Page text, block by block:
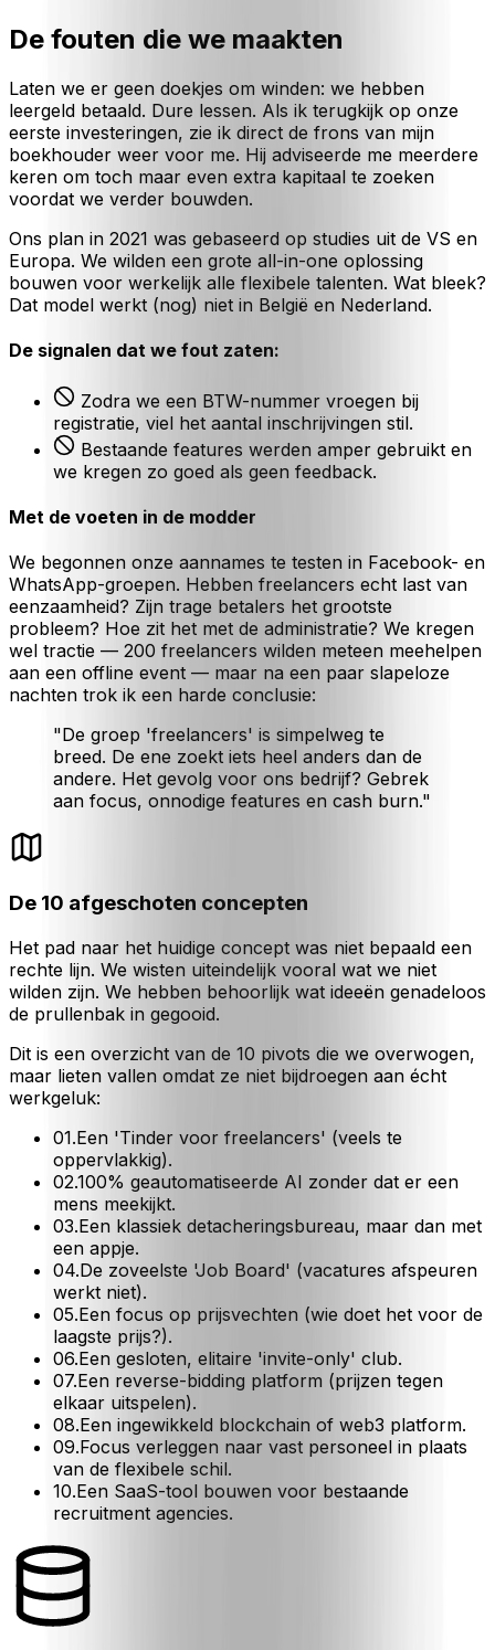
De fouten die we maakten
Laten we er geen doekjes om winden: we hebben
leergeld betaald. Dure lessen. Als ik terugkijk op onze
eerste investeringen, zie ik direct de frons van mijn
boekhouder weer voor me. Hij adviseerde me meerdere
keren om toch maar even extra kapitaal te zoeken
voordat we verder bouwden.
Ons plan in 2021 was gebaseerd op studies uit de VS en
Europa. We wilden een grote all-in-one oplossing
bouwen voor werkelijk alle flexibele talenten. Wat bleek?
Dat model werkt (nog) niet in België en Nederland.
De signalen dat we fout zaten:
Zodra we een BTW-nummer vroegen bij
registratie, viel het aantal inschrijvingen stil.
Bestaande features werden amper gebruikt en
we kregen zo goed als geen feedback.
Met de voeten in de modder
We begonnen onze aannames te testen in Facebook- en
WhatsApp-groepen. Hebben freelancers echt last van
eenzaamheid? Zijn trage betalers het grootste
probleem? Hoe zit het met de administratie? We kregen
wel tractie — 200 freelancers wilden meteen meehelpen
aan een offline event — maar na een paar slapeloze
nachten trok ik een harde conclusie:
"De groep 'freelancers' is simpelweg te
breed. De ene zoekt iets heel anders dan de
andere. Het gevolg voor ons bedrijf? Gebrek
aan focus, onnodige features en cash burn."
De 10 afgeschoten concepten
Het pad naar het huidige concept was niet bepaald een
rechte lijn. We wisten uiteindelijk vooral wat we niet
wilden zijn. We hebben behoorlijk wat ideeën genadeloos
de prullenbak in gegooid.
Dit is een overzicht van de 10 pivots die we overwogen,
maar lieten vallen omdat ze niet bijdroegen aan écht
werkgeluk:
01.Een 'Tinder voor freelancers' (veels te
oppervlakkig).
02.100% geautomatiseerde AI zonder dat er een
mens meekijkt.
03.Een klassiek detacheringsbureau, maar dan met
een appje.
04.De zoveelste 'Job Board' (vacatures afspeuren
werkt niet).
05.Een focus op prijsvechten (wie doet het voor de
laagste prijs?).
06.Een gesloten, elitaire 'invite-only' club.
07.Een reverse-bidding platform (prijzen tegen
elkaar uitspelen).
08.Een ingewikkeld blockchain of web3 platform.
09.Focus verleggen naar vast personeel in plaats
van de flexibele schil.
10.Een SaaS-tool bouwen voor bestaande
recruitment agencies.